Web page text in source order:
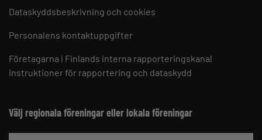
Dataskyddsbeskrivning och cookies
Personalens kontaktuppgifter
Företagarna i Finlands interna rapporteringskanal
Instruktioner för rapportering och dataskydd
Välj regionala föreningar eller lokala föreningar